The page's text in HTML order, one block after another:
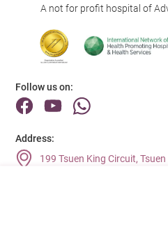
A not for profit hospital of
Follow us on:
Address:
199 Tsuen King Circuit,